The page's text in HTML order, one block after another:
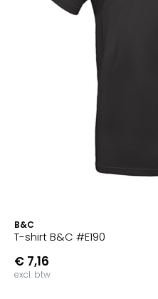
B&C
T-shirt B&C #E190
€ 7,16
excl. btw